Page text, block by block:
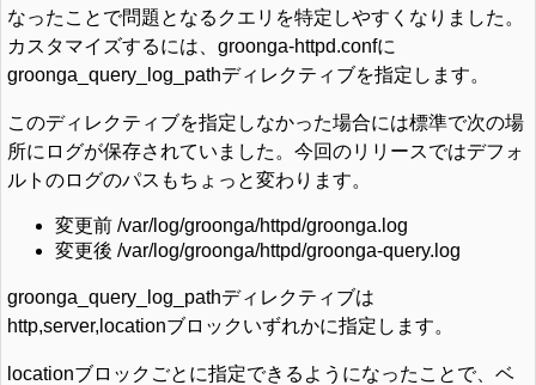
なったことで問題となるクエリを特定しやすくなりました。
カスタマイズするには、groonga-httpd.confに
groonga_query_log_pathディレクティブを指定します。
このディレクティブを指定しなかった場合には標準で次の場
所にログが保存されていました。今回のリリースではデフォ
ルトのログのパスもちょっと変わります。
変更前 /var/log/groonga/httpd/groonga.log
変更後 /var/log/groonga/httpd/groonga-query.log
groonga_query_log_pathディレクティブは
http,server,locationブロックいずれかに指定します。
locationブロックごとに指定できるようになったことで、ベ